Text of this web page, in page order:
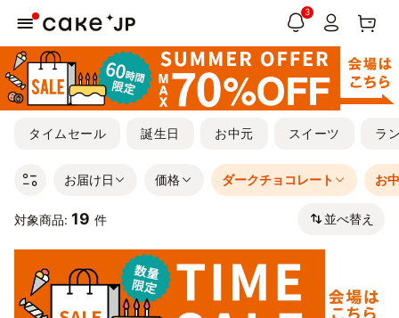
3
タイムセール 誕生日 お中元 スイーツ ラ
お届け日 価格 ダークチョコレート お
対象商品: 19 件 並べ替え